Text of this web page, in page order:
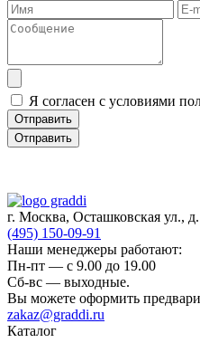
Я согласен с условиями
Отправить
Отправить
г. Москва, Осташковская ул.,
(495) 150-09-91
Наши менеджеры работают:
Пн-пт — c 9.00 до 19.00
Сб-вс — выходные.
Вы можете оформить
zakaz@graddi.ru
Каталог